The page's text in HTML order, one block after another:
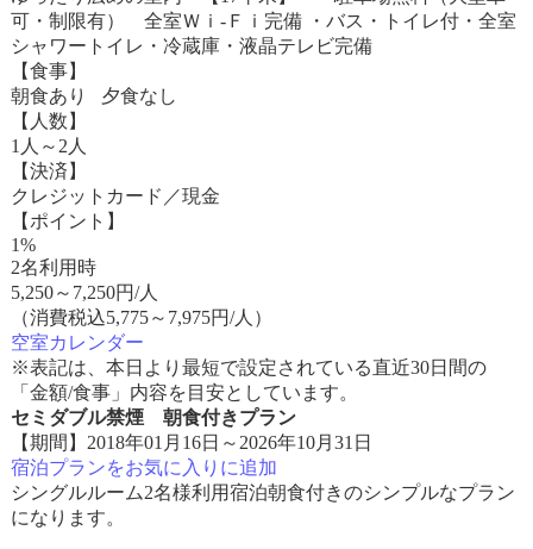
可・制限有） 全室Ｗｉ-Ｆｉ完備 ・バス・トイレ付・全室
シャワートイレ・冷蔵庫・液晶テレビ完備
【食事】
朝食あり 夕食なし
【人数】
1人～2人
【決済】
クレジットカード／現金
【ポイント】
1%
2名利用時
5,250～ 7,250円/人
（消費税込5,775～7,975円/人）
空室カレンダー
※表記は、本日より最短で設定されている直近30日間の
「金額/食事」内容を目安としています。
セミダブル禁煙 朝食付きプラン
【期間】2018年01月16日～2026年10月31日
宿泊プランをお気に入りに追加
シングルルーム2名様利用宿泊朝食付きのシンプルなプラン
になります。